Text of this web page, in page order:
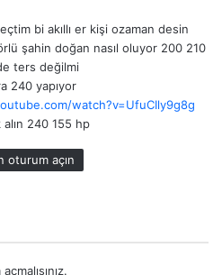
bi akıllı er kişi ozaman desin
şahin doğan nasıl oluyor 200 210
ters değilmi
240 yapıyor
watch?v=UfuCIly9g8g
240 155 hp
oturum açın
.